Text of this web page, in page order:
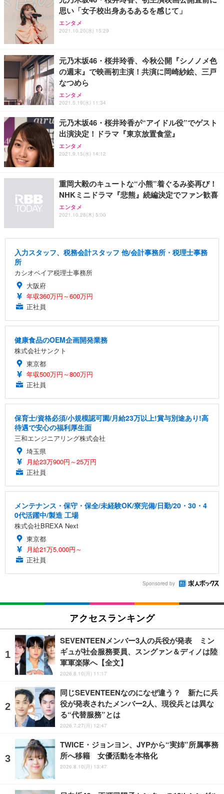
思い「女子校出身あるあるを感じて」
エンタメ
2021.10.20(水) 15:29
元乃木坂46・桜井玲香、今秋公開『シノノメ色
の週末』で映画初主演！共演に岡崎紗絵、三戸
なつめら
エンタメ
2021.5.19(水) 11:34
元乃木坂46・桜井玲香が“アイドル役”でゲスト
出演決定！ドラマ『東京放置食堂』
エンタメ
2021.9.15(水) 14:12
重岡大毅のキュートな“小熊”着ぐるみ姿再び！
NHKミニドラマ『悲熊』続編決定でファン歓喜
エンタメ
2021.10.28(木) 5:00
入力スタッフ、税務会計スタッフ 他/会計事務所・税理士事務
所
カシオペイア税理士事務所
大阪府
年収360万円～600万円
正社員
健康食品のOEM企画開発業務
株式会社サンクト
東京都
年収500万円～800万円
正社員
保育士/資格必須/小規模認可園/月給23万以上!賞与別途あり!高
待遇で安心の福利厚生面
三和エンジニアリング株式会社
埼玉県
月給23万900円～25万円
正社員
メンテナンス・保守・保全/未経験OK/寮完備/日勤/20・30・4
0代活躍中/製造 工場
株式会社BREXA Next
東京都
月給21万5,000円～
正社員
Sponsored by
アクセスランキング
SEVENTEENメンバー3人の兵役が発表 ミン
ギュが社会服務要員、スングァン＆ディノは陸
軍軍楽隊へ【全文】
2026.8.10(月) 11:17
同じSEVENTEENなのになぜ違う？ 新たに兵
役が発表されたメンバー2人、現役兵とは異な
る“代替服務”とは
2026.7.27(月) 12:47
TWICE・ジョンヨン、JYPから“実姉”所属事務
所へ移籍 女優活動を本格化
2026.8.10(月) 13:47